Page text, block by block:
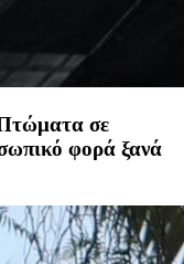
σε
φορά ξανά